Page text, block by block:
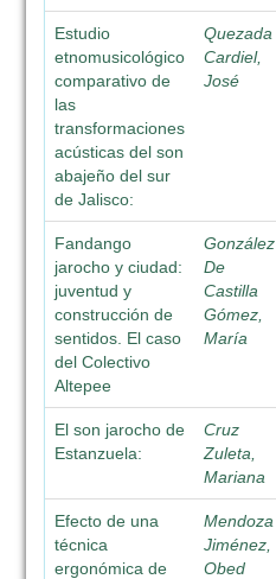
Estudio
etnomusicológico
comparativo de
las
transformaciones
acústicas del son
abajeño del sur
de Jalisco:
Quezada
Cardiel,
José
Fandango
jarocho y ciudad:
juventud y
construcción de
sentidos. El caso
del Colectivo
Altepee
González
De
Castilla
Gómez,
María
El son jarocho de
Estanzuela:
Cruz
Zuleta,
Mariana
Efecto de una
técnica
ergonómica de
Mendoza
Jiménez,
Obed